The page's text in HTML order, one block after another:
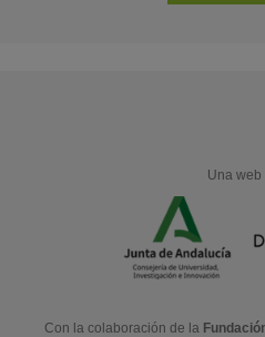
Una web
Con la colaboración de la